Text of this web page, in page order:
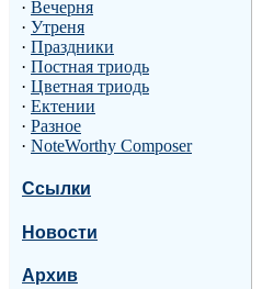
· Вечерня
· Утреня
· Праздники
· Постная триодь
· Цветная триодь
· Ектении
· Разное
· NoteWorthy Composer
Ссылки
Новости
Архив